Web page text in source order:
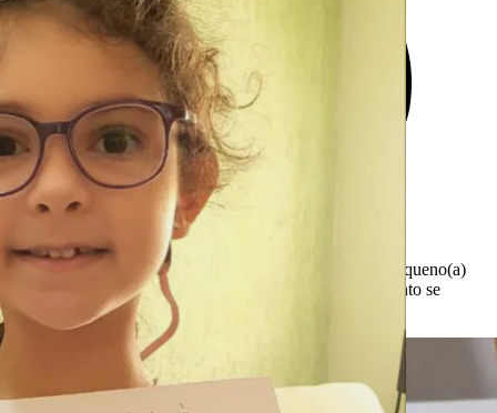
Criatividade, foco e imaginação.
Você vê seu pequeno(a)
desenvolvendo concentração e criatividade enquanto se
diverte fazendo algo produtivo.